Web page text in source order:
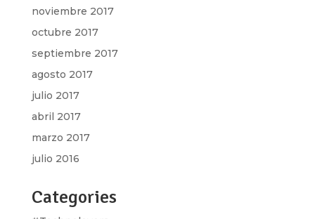
noviembre 2017
octubre 2017
septiembre 2017
agosto 2017
julio 2017
abril 2017
marzo 2017
julio 2016
Categories